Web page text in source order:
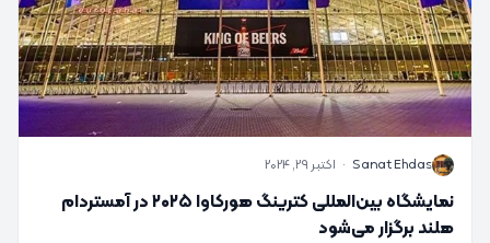
S
Sanat Ehdas
· اکتبر 29, 2024
نمایشگاه بین‌المللی کترینگ هورکاوا ۲۰۲۵ در آمستردام
هلند برگزار می‌شود